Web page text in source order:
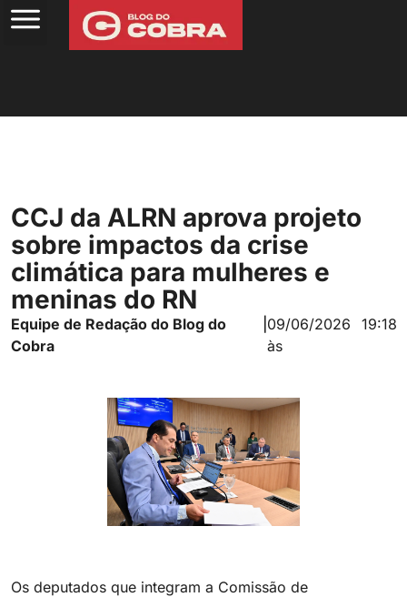
CCJ da ALRN aprova projeto
sobre impactos da crise
climática para mulheres e
meninas do RN
Equipe de Redação do Blog do
Cobra
09/06/2026
às
19:18
Os deputados que integram a Comissão de